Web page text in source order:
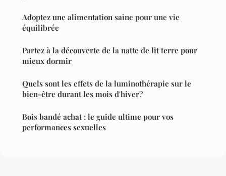
Adoptez une alimentation saine pour une vie
équilibrée
Partez à la découverte de la natte de lit terre pour
mieux dormir
Quels sont les effets de la luminothérapie sur le
bien-être durant les mois d'hiver?
Bois bandé achat : le guide ultime pour vos
performances sexuelles